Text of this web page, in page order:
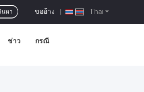
Thai
ขออ้าง |
นหา
ข่าว กรณี